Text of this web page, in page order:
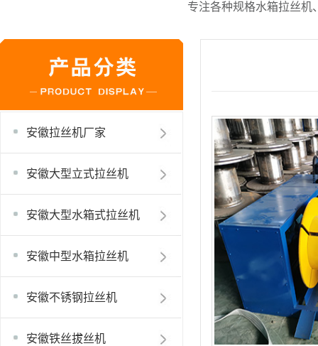
专注各种规格水箱拉丝机
安徽拉丝机厂家
安徽大型立式拉丝机
安徽大型水箱式拉丝机
安徽中型水箱拉丝机
安徽不锈钢拉丝机
安徽铁丝拔丝机